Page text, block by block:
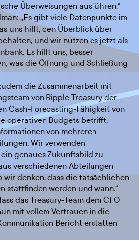
Überweisungen ausführen.“
„Es gibt viele Datenpunkte im
uns hilft, den Überblick über
und wir nutzen es jetzt als
Es hilft uns, besser
was die Öffnung und Schließung
die Zusammenarbeit mit
von Ripple Treasury der
Cash-Forecasting-Fähigkeit von
operativen Budgets betrifft,
von mehreren
Wir verwenden
genaues Zukunftsbild zu
verschiedenen Abteilungen
wir denken, dass die tatsächlichen
stattfinden werden und wann.“
das Treasury-Team dem CFO
mit vollem Vertrauen in die
Bericht erstatten